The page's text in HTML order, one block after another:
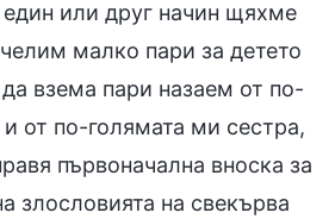
или друг начин щяхме
малко пари за детето
взема пари назаем от по-
от по-голямата ми сестра,
първоначална вноска за
злословията на свекърва